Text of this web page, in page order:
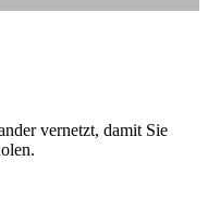
vernetzt, damit Sie